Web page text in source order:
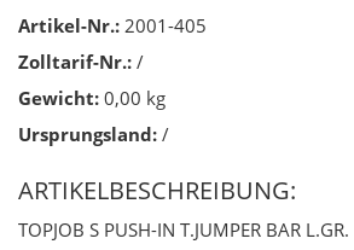
Artikel-Nr.: 2001-405
Zolltarif-Nr.: /
Gewicht: 0,00 kg
Ursprungsland: /
ARTIKELBESCHREIBUNG:
TOPJOB S PUSH-IN T.JUMPER BAR L.GR.